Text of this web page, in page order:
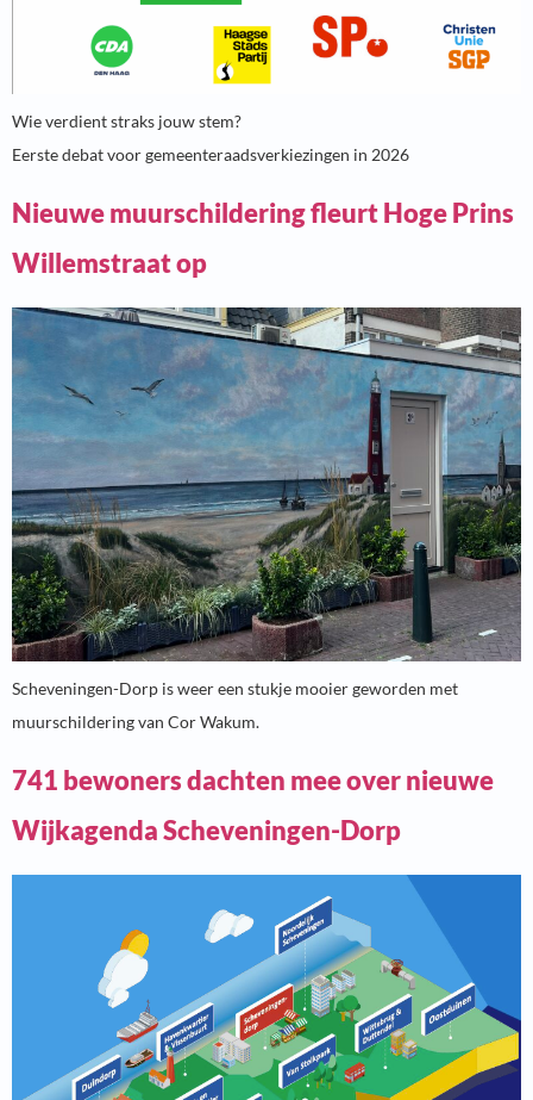
Wie verdient straks jouw stem?
Eerste debat voor gemeenteraadsverkiezingen in 2026
Nieuwe muurschildering fleurt Hoge Prins
Willemstraat op
Scheveningen-Dorp is weer een stukje mooier geworden met
muurschildering van Cor Wakum.
741 bewoners dachten mee over nieuwe
Wijkagenda Scheveningen-Dorp